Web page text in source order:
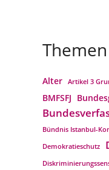
Themen
Alter Artikel 3
BMFSFJ
Bündnis Istanbul-
Demokratieschutz